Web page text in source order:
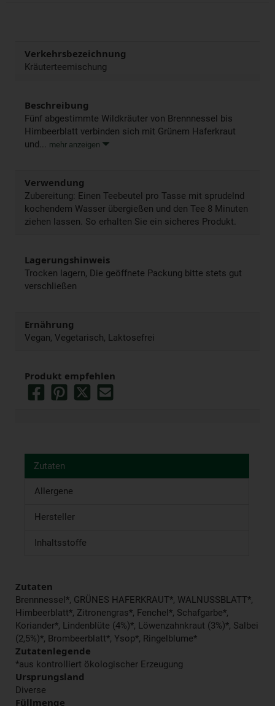
Verkehrsbezeichnung
Kräuterteemischung
Beschreibung
Fünf abgestimmte Wildkräuter von Brennnessel bis
Himbeerblatt verbinden sich mit Grünem Haferkraut
und... mehr anzeigen
Verwendung
Zubereitung: Einen Teebeutel pro Tasse mit sprudelnd
kochendem Wasser übergießen und den Tee 8 Minuten
ziehen lassen. So erhalten Sie ein sicheres Produkt.
Lagerungshinweis
Trocken lagern, Die geöffnete Packung bitte stets gut
verschließen
Ernährung
Vegan, Vegetarisch, Laktosefrei
Produkt empfehlen
Zutaten
Allergene
Hersteller
Inhaltsstoffe
Zutaten
Brennnessel*, GRÜNES HAFERKRAUT*, WALNUSSBLATT*,
Himbeerblatt*, Zitronengras*, Fenchel*, Schafgarbe*,
Koriander*, Lindenblüte (4%)*, Löwenzahnkraut (3%)*, Salbei
(2,5%)*, Brombeerblatt*, Ysop*, Ringelblume*
Zutatenlegende
*aus kontrolliert ökologischer Erzeugung
Ursprungsland
Diverse
Füllmenge